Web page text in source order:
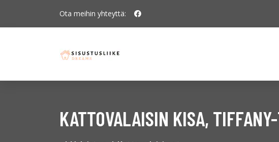
Ota meihin yhteyttä:
KATTOVALAISIN KISA,